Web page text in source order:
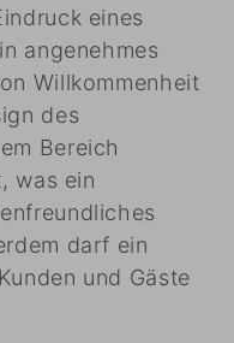
eines
angenehmes
Willkommenheit
des
Bereich
was ein
darf ein
und Gäste